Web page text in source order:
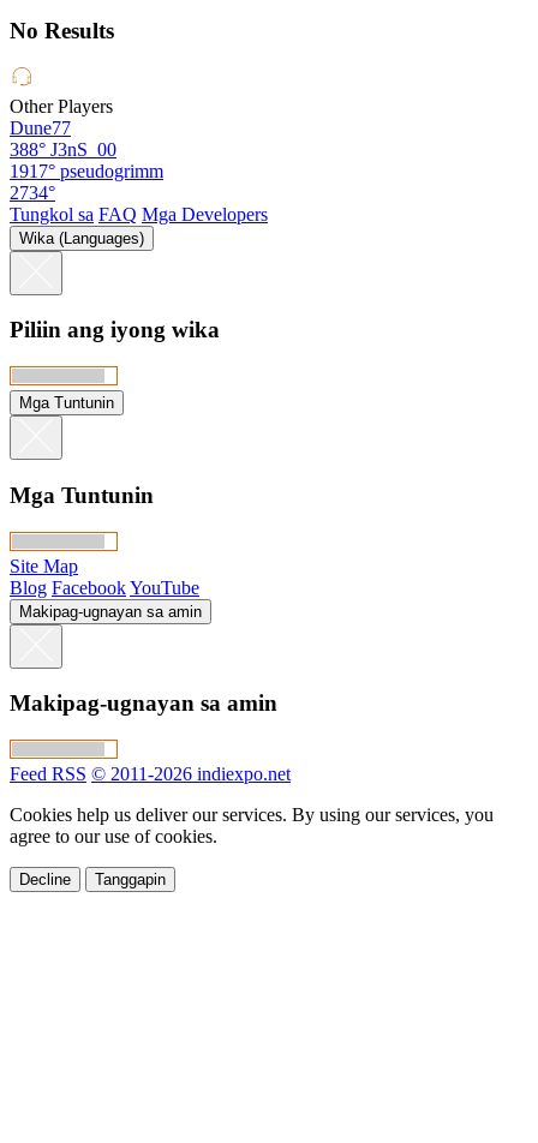
No Results
Other Players
Dune77
388° J3nS_00
1917° pseudogrimm
2734°
Tungkol sa FAQ Mga Developers
Wika (Languages)
Piliin ang iyong wika
Mga Tuntunin
Mga Tuntunin
Site Map
Blog FacebookYouTube
Makipag-ugnayan sa amin
Makipag-ugnayan sa amin
Feed RSS © 2011-2026 indiexpo.net
Cookies help us deliver our services. By using our services, you
agree to our use of cookies.
Decline Tanggapin